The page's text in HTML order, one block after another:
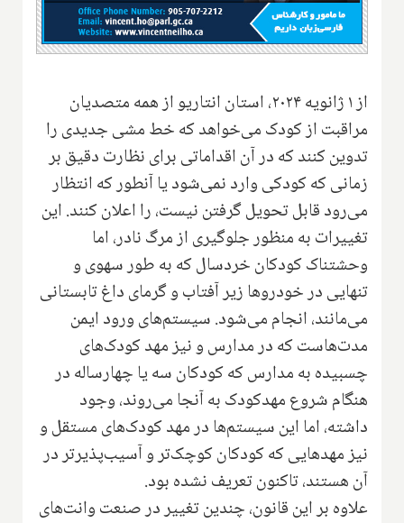
از ۱ ژانویه ۲۰۲۴، استان انتاریو از همه متصدیان
مراقبت از کودک می‌خواهد که خط مشی جدیدی را
تدوین کنند که در آن اقداماتی برای نظارت دقیق بر
زمانی که کودکی وارد نمی‌شود یا آنطور که انتظار
می‌رود قابل تحویل گرفتن نیست، را اعلان کنند. این
تغییرات به منظور جلوگیری از مرگ نادر، اما
وحشتناک کودکان خردسال که به طور سهوی و
تنهایی در خودروها زیر آفتاب و گرمای داغ تابستانی
می‌مانند، انجام می‌شود. سیستم‌های ورود ایمن
مدت‌هاست که در مدارس و نیز مهد کودک‌های
چسبیده به مدارس که کودکان سه یا چهارساله در
هنگام شروع مهدکودک به آنجا می‌روند، وجود
داشته، اما این سیستم‌ها در مهد کودک‌های مستقل و
نیز مهدهایی که کودکان کوچک‌تر و آسیب‌پذیرتر در
آن هستند، تاکنون تعریف نشده بود.
علاوه بر این قانون، چندین تغییر در صنعت وانت‌های